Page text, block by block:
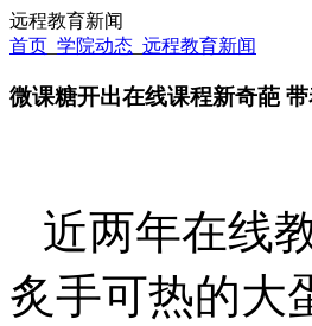
远程教育新闻
首页 学院动态 远程教育新闻
微课糖开出在线课程新奇葩
近两年在线
炙手可热的大